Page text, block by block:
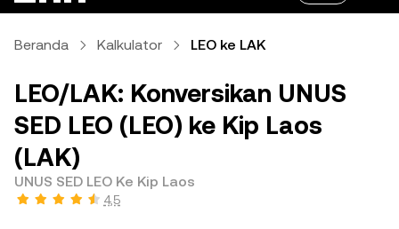
Beranda Kalkulator LEO ke LAK
LEO/LAK: Konversikan UNUS
SED LEO (LEO) ke Kip Laos
(LAK)
UNUS SED LEO Ke Kip Laos
4,5